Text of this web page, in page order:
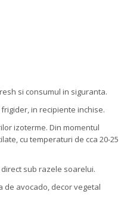
si consumul in siguranta.
in recipiente inchise.
izoterme. Din momentul
cu temperaturi de cca 20-25
sub razele soarelui.
de avocado, decor vegetal